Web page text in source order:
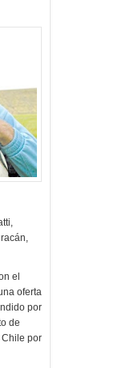
,
,
el
oferta
por
de
por